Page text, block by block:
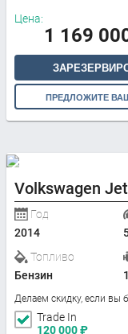
Цена:
1 169
ПРЕДЛОЖИТЕ
Volkswagen
Год
2014
Топливо
Бензин
Делаем скидку, если вы
Trade In
120 000₽